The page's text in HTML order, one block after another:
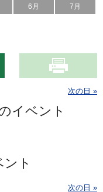
6月 7月
次の日 »
イベント
ト
次の日 »